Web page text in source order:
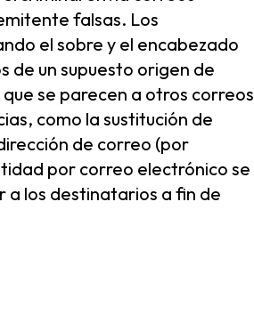
falsas. Los
el sobre y el encabezado
de un supuesto origen de
se parecen a otros correos
como la sustitución de
de correo (por
por correo electrónico se
a los destinatarios a fin de